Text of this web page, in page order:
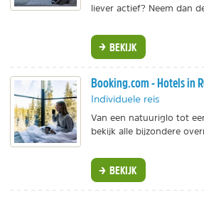
liever actief? Neem dan
BEKIJK
Booking.com - Hotels in
Individuele reis
Van een natuuriglo tot
bekijk alle bijzondere
BEKIJK